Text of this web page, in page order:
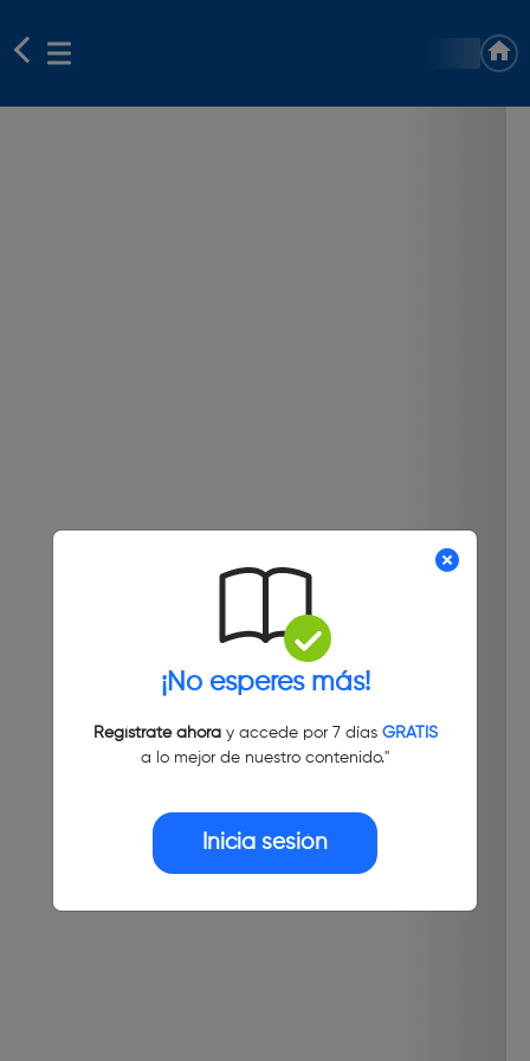
¡No esperes más!
Regístrate ahoray accede por 7 días GRATIS
a lo mejor de nuestro contenido."
Inicia sesión